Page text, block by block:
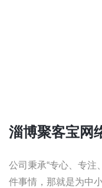
淄博聚客宝网
公司秉承“专心、专注
件事情，那就是为中